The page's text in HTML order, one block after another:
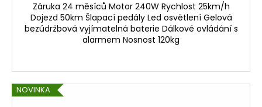
Záruka 24 měsíců Motor 240W Rychlost 25km/h
Dojezd 50km Šlapací pedály Led osvětlení Gelová
bezúdržbová vyjímatelná baterie Dálkové ovládání s
alarmem Nosnost 120kg
NOVINKA